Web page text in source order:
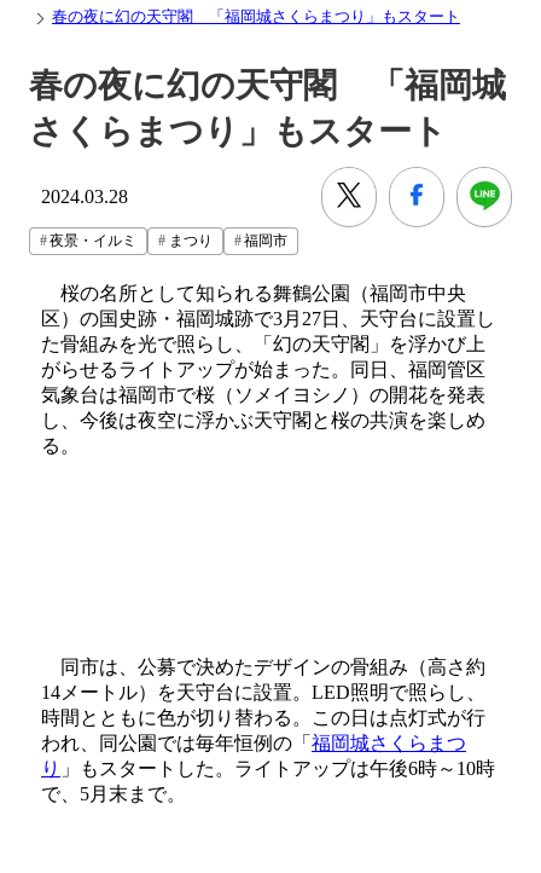
春の夜に幻の天守閣 「福岡城さくらまつり」もスタート
春の夜に幻の天守閣 「福岡城
さくらまつり」もスタート
2024.03.28
夜景・イルミ まつり 福岡市
桜の名所として知られる舞鶴公園（福岡市中央
区）の国史跡・福岡城跡で3月27日、天守台に設置し
た骨組みを光で照らし、「幻の天守閣」を浮かび上
がらせるライトアップが始まった。同日、福岡管区
気象台は福岡市で桜（ソメイヨシノ）の開花を発表
し、今後は夜空に浮かぶ天守閣と桜の共演を楽しめ
る。
同市は、公募で決めたデザインの骨組み（高さ約
14メートル）を天守台に設置。LED照明で照らし、
時間とともに色が切り替わる。この日は点灯式が行
われ、同公園では毎年恒例の「 福岡城さくらまつ
り 」もスタートした。ライトアップは午後6時～10時
で、5月末まで。